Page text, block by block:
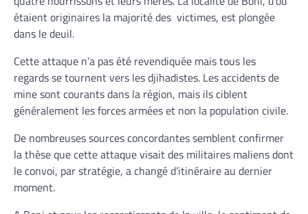
étaient originaires la majorité des victimes, est plongée
dans le deuil.
Cette attaque n’a pas été revendiquée mais tous les
regards se tournent vers les djihadistes. Les accidents de
mine sont courants dans la région, mais ils ciblent
généralement les forces armées et non la population civile.
De nombreuses sources concordantes semblent confirmer
la thèse que cette attaque visait des militaires maliens dont
le convoi, par stratégie, a changé d’itinéraire au dernier
moment.